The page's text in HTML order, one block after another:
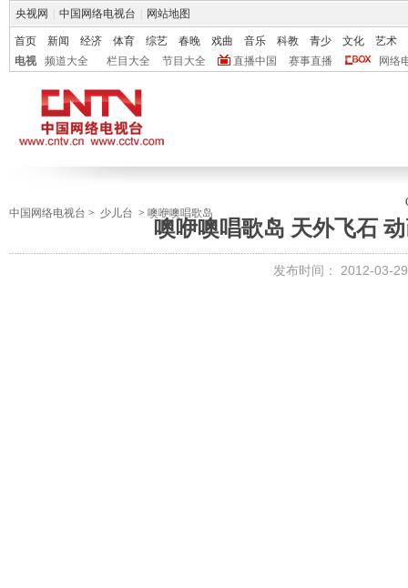
央视网 中国网络电视台 网站地图
首页 新闻 经济 体育 综艺 春晚 戏曲 音乐 科教 青少 文化
艺术
电视
频道大全 栏目大全 节目大全 直播中国 赛事直播 网络
中国网络电视台 > 少儿台 > 噢咿噢唱歌岛
噢咿噢唱歌岛 天外飞石
发布时间： 2012-03-